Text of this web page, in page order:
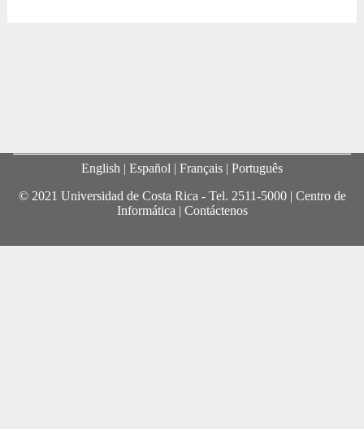
English | Español | Français | Português
© 2021 Universidad de Costa Rica - Tel. 2511-5000| Centro de
Informática | Contáctenos